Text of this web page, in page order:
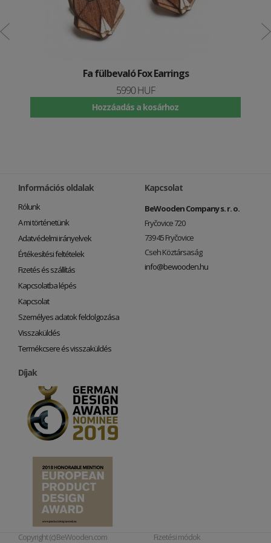
Fa fülbevaló Fox Earrings
5990 HUF
Hozzáadás a kosárhoz
Információs oldalak
Rólunk
A mi történetünk
Adatvédelmi irányelvek
Értékesítési feltételek
Fizetés és szállítás
Kapcsolatba lépés
Kapcsolat
Személyes adatok feldolgozása
Visszaküldés
Termékcsere és visszaküldés
Kapcsolat
BeWooden Company s. r. o.
Fryčovice 720
739 45 Fryčovice
Cseh Köztársaság
info@bewooden.hu
Díjak
Copyright (c) BeWooden.com Fizetési módok